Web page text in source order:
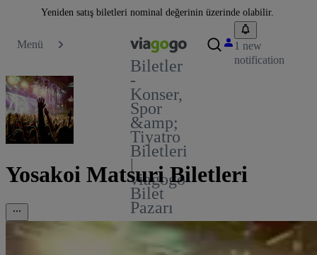
Yeniden satış biletleri nominal değerinin üzerinde olabilir.
Menü
Biletler
-
Konser,
Spor
&amp;
Tiyatro
Biletleri
|
viagogo
Bilet
Pazarı
1 new
notification
Yosakoi Matsuri Biletleri